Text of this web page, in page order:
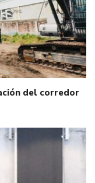
del corredor